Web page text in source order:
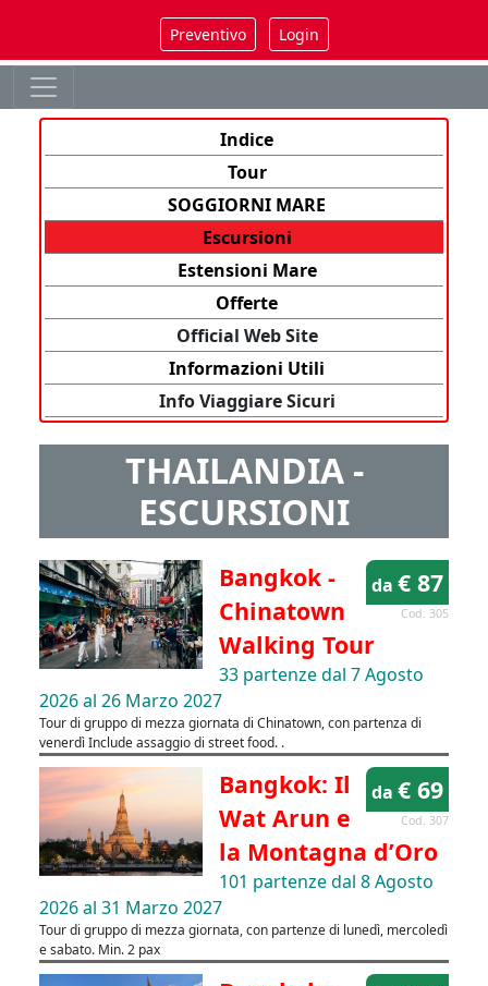
Preventivo Login
Indice
Tour
SOGGIORNI MARE
Escursioni
Estensioni Mare
Offerte
Official Web Site
Informazioni Utili
Info Viaggiare Sicuri
THAILANDIA -
ESCURSIONI
da € 87
Cod. 305
Bangkok -
Chinatown
Walking Tour
33 partenze dal 7 Agosto
2026 al 26 Marzo 2027
Tour di gruppo di mezza giornata di Chinatown, con partenza di
venerdì Include assaggio di street food. .
da € 69
Cod. 307
Bangkok: Il
Wat Arun e
la Montagna d’Oro
101 partenze dal 8 Agosto
2026 al 31 Marzo 2027
Tour di gruppo di mezza giornata, con partenze di lunedì, mercoledì
e sabato. Min. 2 pax